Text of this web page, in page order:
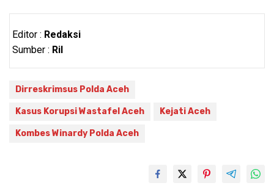
Editor : Redaksi
Sumber : Ril
Dirreskrimsus Polda Aceh
Kasus Korupsi Wastafel Aceh Kejati Aceh
Kombes Winardy Polda Aceh